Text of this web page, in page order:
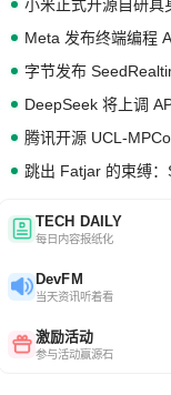
小米正式开源自研具
Meta 发布终端编程
字节发布
DeepSeek 将上调
腾讯开源 UCL-
TECH DAILY
每日内容报纸化
DevFM
当天资讯听着看
激励活动
参与活动赢源石